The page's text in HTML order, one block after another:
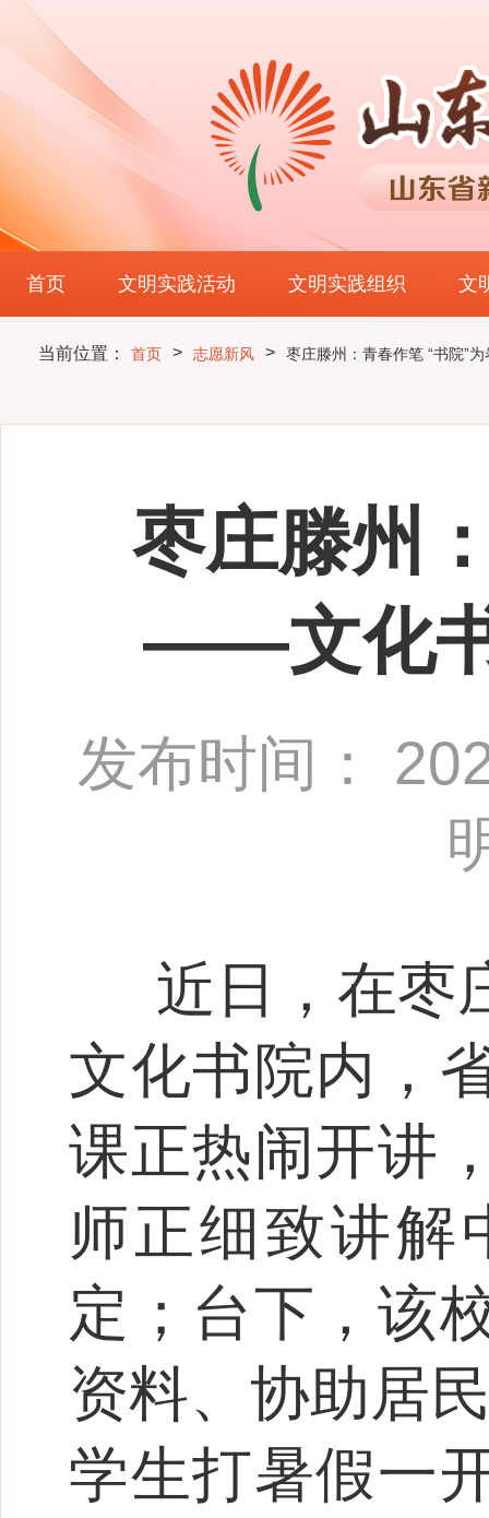
首页 文明实践活动 文明实践组织 文
当前位置： 首页 > 志愿新风 > 枣庄滕州：青春作笔 “书院”
枣庄滕州
——文化书
发布时间：
近日，在枣
文化书院内，
课正热闹开讲
师正细致讲解
定；台下，该
资料、协助居
学生打暑假一